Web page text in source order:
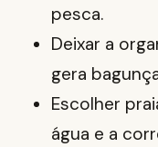
pesca.
Deixar a
gera
Escolher
água e a